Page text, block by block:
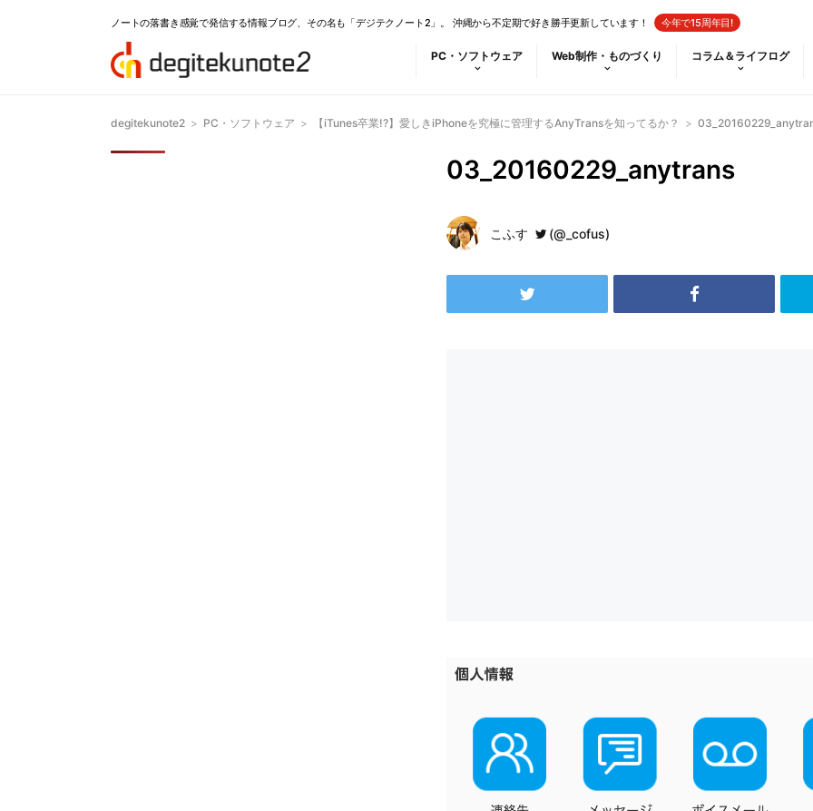
ノートの落書き感覚で発信する情報ブログ、その名も「デジテクノート2」。 沖縄から不定期で好き勝手更新しています！ 今年で15周年目!
PC・ソフトウェア Web制作・ものづくり コラム＆ライフログ
degitekunote2 > PC・ソフトウェア > 【iTunes卒業!?】愛しきiPhoneを究極に管理するAnyTransを知ってるか？ >
03_20160229_anytrans
こふす (@_cofus)